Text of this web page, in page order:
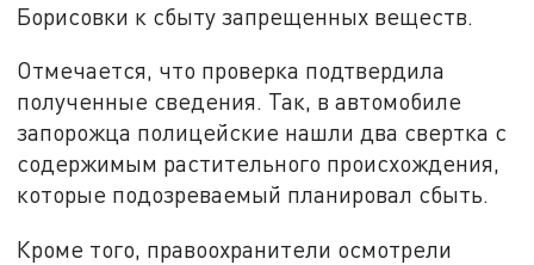
Борисовки к сбыту запрещенных веществ.
Отмечается, что проверка подтвердила
полученные сведения. Так, в автомобиле
запорожца полицейские нашли два свертка с
содержимым растительного происхождения,
которые подозреваемый планировал сбыть.
Кроме того, правоохранители осмотрели